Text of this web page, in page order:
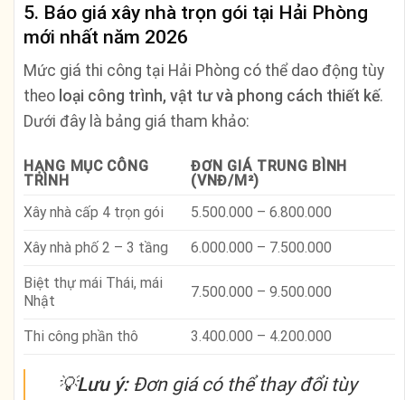
5. Báo giá xây nhà trọn gói tại Hải Phòng
mới nhất năm 2026
Mức giá thi công tại Hải Phòng có thể dao động tùy
theo loại công trình, vật tư và phong cách thiết kế.
Dưới đây là bảng giá tham khảo:
HẠNG MỤC CÔNG
TRÌNH
ĐƠN GIÁ TRUNG BÌNH
(VNĐ/M²)
Xây nhà cấp 4 trọn gói
5.500.000 – 6.800.000
Xây nhà phố 2 – 3 tầng 6.000.000 – 7.500.000
Biệt thự mái Thái, mái
Nhật
7.500.000 – 9.500.000
Thi công phần thô 3.400.000 – 4.200.000
💡Lưu ý:Đơn giá có thể thay đổi tùy